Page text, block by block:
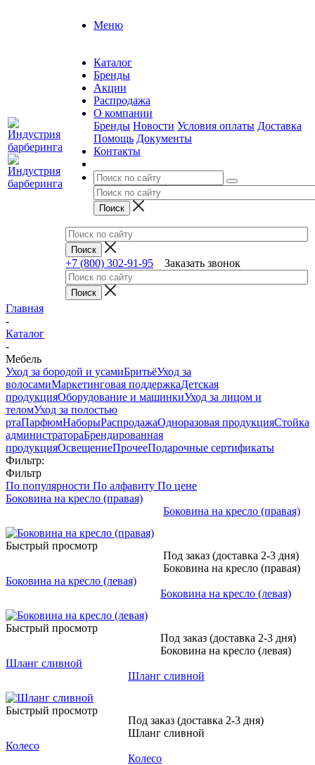
Меню
Каталог
Бренды
Акции
Распродажа
О компании
Бренды Новости Условия оплаты Доставка
Помощь Документы
Контакты
+7 (800) 302-91-95 Заказать звонок
Главная
-
Каталог
-
Мебель
Уход за бородой и усамиБритьёУход за
волосамиМаркетинговая поддержкаДетская
продукцияОборудование и машинкиУход за лицом и
теломУход за полостью
ртаПарфюмНаборыРаспродажаОдноразовая продукцияСтойка
администратораБрендированная
продукцияОсвещениеПрочееПодарочные сертификаты
Фильтр:
Фильтр
По популярности По алфавиту По цене
Боковина на кресло (правая)
Быстрый просмотр
Боковина на кресло (правая)
Под заказ (доставка 2-3 дня)
Боковина на кресло (правая)
Боковина на кресло (левая)
Быстрый просмотр
Боковина на кресло (левая)
Под заказ (доставка 2-3 дня)
Боковина на кресло (левая)
Шланг сливной
Быстрый просмотр
Шланг сливной
Под заказ (доставка 2-3 дня)
Шланг сливной
Колесо
Колесо